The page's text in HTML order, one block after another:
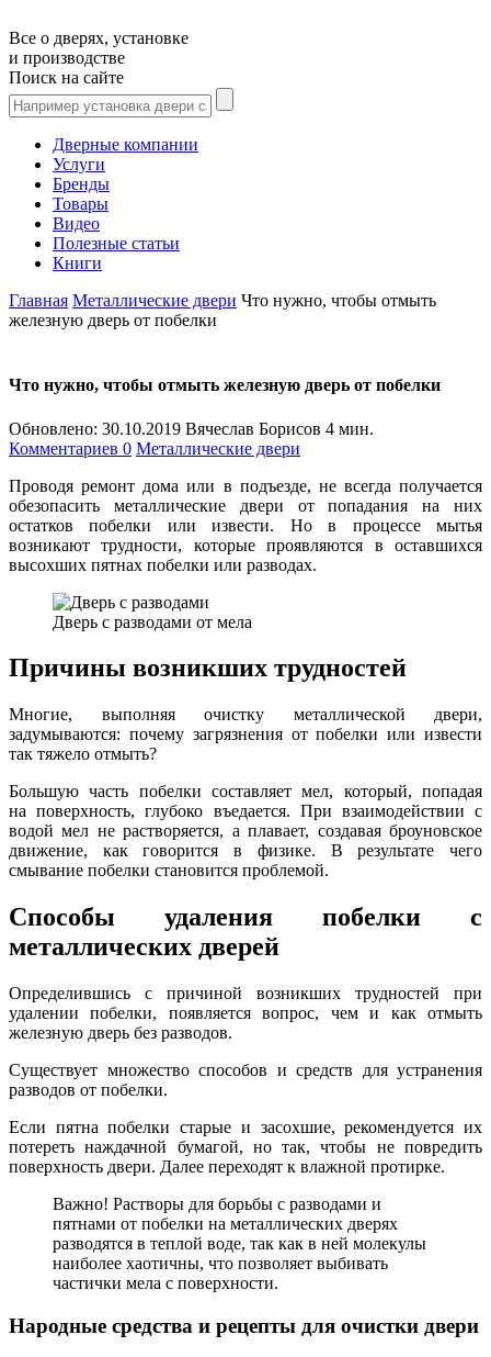
Все о дверях, установке
и производстве
Поиск на сайте
Дверные компании
Услуги
Бренды
Товары
Видео
Полезные статьи
Книги
Главная Металлические двери Что нужно, чтобы отмыть
железную дверь от побелки
Что нужно, чтобы отмыть железную дверь от побелки
Обновлено: 30.10.2019 Вячеслав Борисов 4 мин.
Комментариев 0 Металлические двери
Проводя ремонт дома или в подъезде, не всегда получается
обезопасить металлические двери от попадания на них
остатков побелки или извести. Но в процессе мытья
возникают трудности, которые проявляются в оставшихся
высохших пятнах побелки или разводах.
Дверь с разводами от мела
Причины возникших трудностей
Многие, выполняя очистку металлической двери,
задумываются: почему загрязнения от побелки или извести
так тяжело отмыть?
Большую часть побелки составляет мел, который, попадая
на поверхность, глубоко въедается. При взаимодействии с
водой мел не растворяется, а плавает, создавая броуновское
движение, как говорится в физике. В результате чего
смывание побелки становится проблемой.
Способы удаления побелки с
металлических дверей
Определившись с причиной возникших трудностей при
удалении побелки, появляется вопрос, чем и как отмыть
железную дверь без разводов.
Существует множество способов и средств для устранения
разводов от побелки.
Если пятна побелки старые и засохшие, рекомендуется их
потереть наждачной бумагой, но так, чтобы не повредить
поверхность двери. Далее переходят к влажной протирке.
Важно! Растворы для борьбы с разводами и
пятнами от побелки на металлических дверях
разводятся в теплой воде, так как в ней молекулы
наиболее хаотичны, что позволяет выбивать
частички мела с поверхности.
Народные средства и рецепты для очистки двери